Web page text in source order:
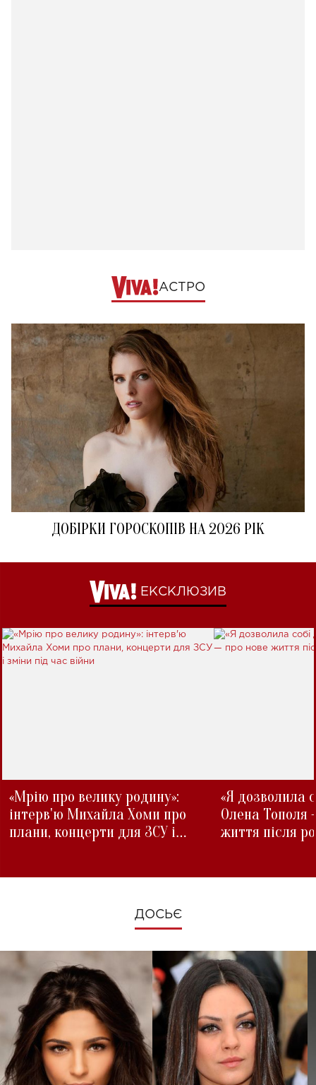
АСТРО
ДОБІРКИ ГОРОСКОПІВ НА 2026 РІК
ЕКСКЛЮЗИВ
«Мрію про велику родину»:
інтерв'ю Михайла Хоми про
плани, концерти для ЗСУ і
«Я дозволила
Олена Тополя
життя після
ДОСЬЄ